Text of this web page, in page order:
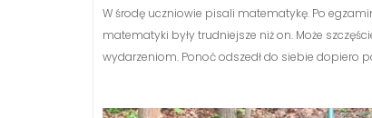
W środę uczniowie pisali matematykę. Po
matematyki były trudniejsze niż on. Może
wydarzeniom. Ponoć odszedł do siebie dopiero